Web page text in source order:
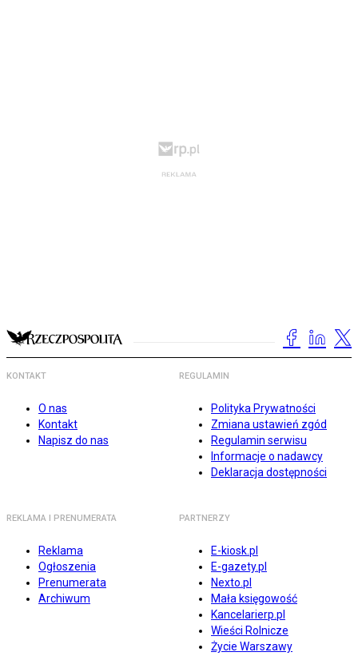
KONTAKT
O nas
Kontakt
Napisz do nas
REGULAMIN
Polityka Prywatności
Zmiana ustawień zgód
Regulamin serwisu
Informacje o nadawcy
Deklaracja dostępności
REKLAMA I PRENUMERATA
Reklama
Ogłoszenia
Prenumerata
Archiwum
PARTNERZY
E-kiosk.pl
E-gazety.pl
Nexto.pl
Mała księgowość
Kancelarierp.pl
Wieści Rolnicze
Życie Warszawy